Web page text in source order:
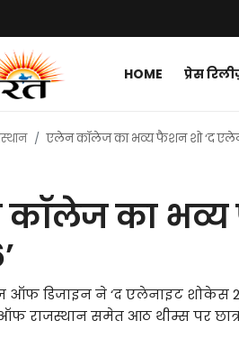
HOME प्रेस
एलेन कॉलेज का भव्य फैशन शो ‘द
का भव्य
डिजाइन ने ‘द एलेनाइट शोकेस
राजस्थान समेत आठ थीम्स पर